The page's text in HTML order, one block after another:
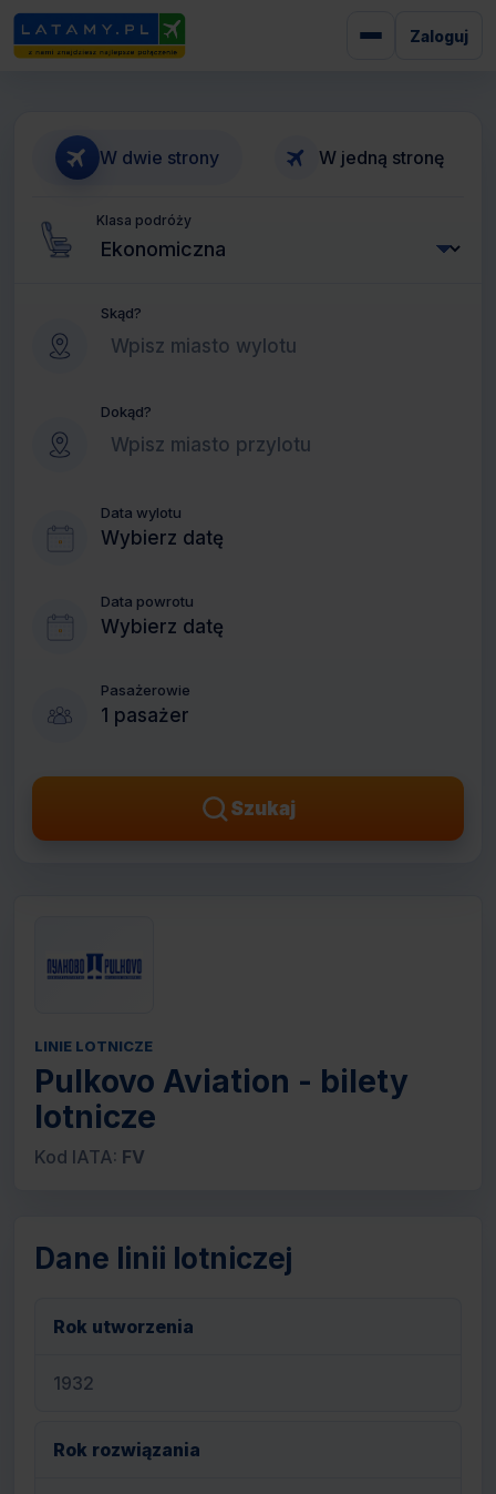
Zaloguj
W dwie strony W jedną stronę
Klasa podróży
Skąd?
Dokąd?
Data wylotu
Wybierz datę
Data powrotu
Wybierz datę
Pasażerowie
1 pasażer
Szukaj
LINIE LOTNICZE
Pulkovo Aviation - bilety
lotnicze
Kod IATA: FV
Dane linii lotniczej
Rok utworzenia
1932
Rok rozwiązania